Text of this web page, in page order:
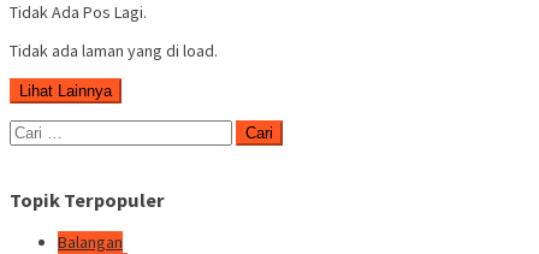
Tidak Ada Pos Lagi.
Tidak ada laman yang di load.
Lihat Lainnya
Cari
untuk:
Topik Terpopuler
Balangan